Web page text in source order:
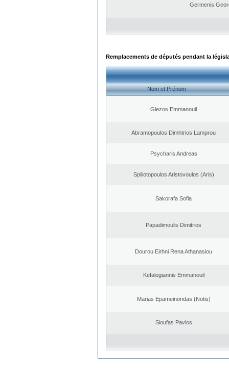
Germenis
Remplacements de députés pendant la
Nom et Prénom
Glezos Emmanouil
Abramopoulos Dimhtrios Lamprou
Psycharis Andreas
Spiliotopoulos Aristovoulos (Aris)
Sakorafa Sofia
Papadimoulis Dimitrios
Dourou Eirhni Rena Athanasiou
Kefalogiannis Emmanouil
Marias Epameinondas (Notis)
Sioufas Pavlos